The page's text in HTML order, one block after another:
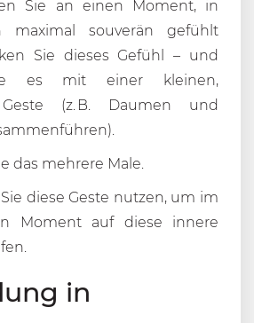
Sie an einen Moment, in
souverän gefühlt
Sie dieses Gefühl – und
es mit einer kleinen,
(z. B. Daumen und
das mehrere Male.
diese Geste nutzen, um im
Moment auf diese innere
in